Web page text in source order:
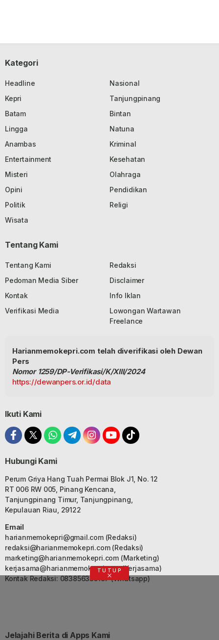
Kategori
Headline
Nasional
Kepri
Tanjungpinang
Batam
Bintan
Lingga
Natuna
Anambas
Kriminal
Entertainment
Kesehatan
Misteri
Olahraga
Opini
Pendidikan
Politik
Religi
Wisata
Tentang Kami
Tentang Kami
Redaksi
Pedoman Media Siber
Disclaimer
Kontak
Info Iklan
Verifikasi Media
Lowongan Wartawan
Freelance
Harianmemokepri.com telah diverifikasi oleh Dewan
Pers
Nomor 1259/DP-Verifikasi/K/XIII/2024
https://dewanpers.or.id/data
Ikuti Kami
Hubungi Kami
Perum Griya Hang Tuah Permai Blok J1, No. 12
RT 006 RW 005, Pinang Kencana,
Tanjungpinang Timur, Tanjungpinang,
Kepulauan Riau, 29122
Email
harianmemokepri@gmail.com(Redaksi)
redaksi@harianmemokepri.com(Redaksi)
marketing@harianmemokepri.com(Marketing)
kerjasama@harianmemokepri.com(Kerjasama)
Kontak Redaksi: 083856335187 (Whatsapp)
Jelajahi Berita di Apps Kami
TUTUP